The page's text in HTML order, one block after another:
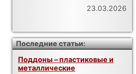
23.03.2026
Последние статьи:
Поддоны – пластиковые и
металлические